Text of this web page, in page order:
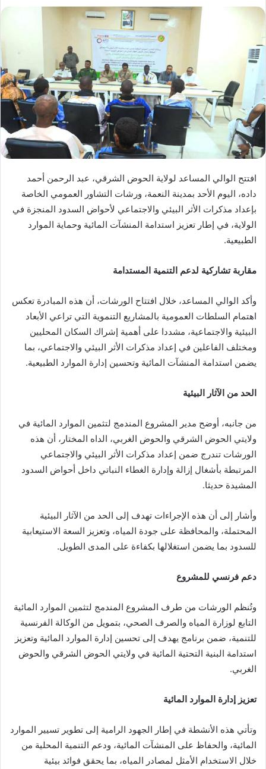
إلكترونيا
افتتح الوالي المساعد لولاية الحوض الشرقي، عبد الرحمن أحمد
داده، اليوم الأحد بمدينة النعمة، ورشات التشاور العمومي الخاصة
بإعداد مذكرات الأثر البيئي والاجتماعي لأحواض السدود المنجزة في
الولاية، في إطار تعزيز استدامة المنشآت المائية وحماية الموارد
الطبيعية.
مقاربة تشاركية لدعم التنمية المستدامة
وأكد الوالي المساعد، خلال افتتاح الورشات، أن هذه المبادرة تعكس
اهتمام السلطات العمومية بالمشاريع التنموية التي تراعي الأبعاد
البيئية والاجتماعية، مشددا على أهمية إشراك السكان المحليين
ومختلف الفاعلين في إعداد مذكرات الأثر البيئي والاجتماعي، بما
يضمن استدامة المنشآت المائية وتحسين إدارة الموارد الطبيعية.
الحد من الآثار البيئية
من جانبه، أوضح مدير المشروع المندمج لتثمين الموارد المائية في
ولايتي الحوض الشرقي والحوض الغربي، الداه المختار، أن هذه
الورشات تندرج ضمن إعداد مذكرات الأثر البيئي والاجتماعي
المرتبطة بأشغال إزالة وإدارة الغطاء النباتي داخل أحواض السدود
المشيدة حديثا.
وأشار إلى أن هذه الإجراءات تهدف إلى الحد من الآثار البيئية
المحتملة، والمحافظة على جودة المياه، وتعزيز السعة الاستيعابية
للسدود بما يضمن استغلالها بكفاءة على المدى الطويل.
دعم فرنسي للمشروع
وتُنظم الورشات من طرف المشروع المندمج لتثمين الموارد المائية
التابع لوزارة المياه والصرف الصحي، بتمويل من الوكالة الفرنسية
للتنمية، ضمن برنامج يهدف إلى تحسين إدارة الموارد المائية وتعزيز
استدامة البنية التحتية المائية في ولايتي الحوض الشرقي والحوض
الغربي.
تعزيز إدارة الموارد المائية
وتأتي هذه الأنشطة في إطار الجهود الرامية إلى تطوير تسيير الموارد
المائية، والحفاظ على المنشآت المائية، ودعم التنمية المحلية من
خلال الاستخدام الأمثل لمصادر المياه، بما يحقق فوائد بيئية